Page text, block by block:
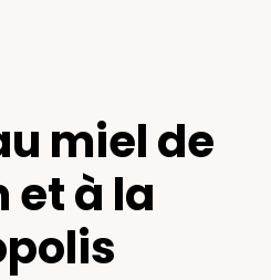
miel de
et à la